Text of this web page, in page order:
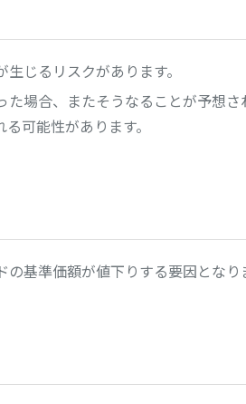
じるリスクがあります。
場合、またそうなることが予想さ
可能性があります。
基準価額が値下りする要因となり